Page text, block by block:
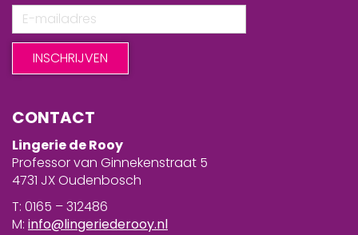
CONTACT
Lingerie de Rooy
Professor van Ginnekenstraat 5
4731 JX Oudenbosch
T: 0165 – 312486
M: info@lingeriederooy.nl